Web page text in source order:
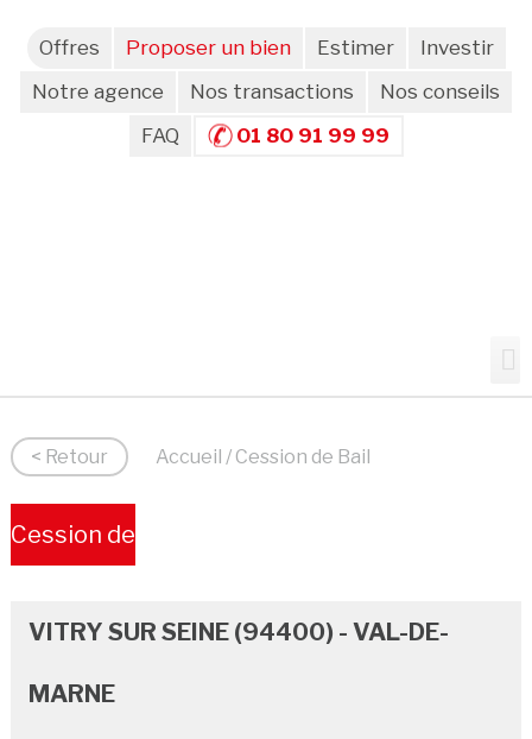
Offres Proposer un bien Estimer
Investir
Notre agence
Nos transactions
Nos conseils
FAQ
01 80 91 99 99
< Retour Accueil / Cession de Bail
Cession de
VITRY SUR SEINE (94400) - VAL-DE-
MARNE